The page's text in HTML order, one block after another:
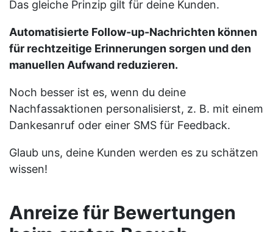
Das gleiche Prinzip gilt für deine Kunden.
Automatisierte Follow-up-Nachrichten können
für rechtzeitige Erinnerungen sorgen und den
manuellen Aufwand reduzieren.
Noch besser ist es, wenn du deine
Nachfassaktionen personalisierst, z. B. mit einem
Dankesanruf oder einer SMS für Feedback.
Glaub uns, deine Kunden werden es zu schätzen
wissen!
Anreize für Bewertungen